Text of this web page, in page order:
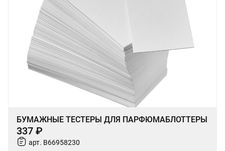
БУМАЖНЫЕ ТЕСТЕРЫ ДЛЯ ПАРФЮМАБЛОТТЕРЫ
337 ₽
арт. B66958230